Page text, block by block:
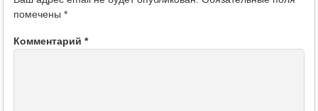
помечены *
Комментарий *